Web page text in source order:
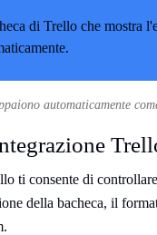
automaticamente
ti consente di
della bacheca, il